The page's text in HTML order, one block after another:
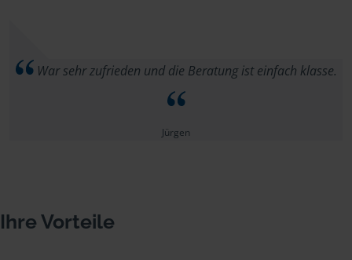
War sehr zufrieden und die Beratung ist einfach klasse.
Jürgen
Ihre Vorteile